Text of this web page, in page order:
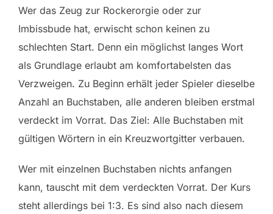
Wer das Zeug zur Rockerorgie oder zur
Imbissbude hat, erwischt schon keinen zu
schlechten Start. Denn ein möglichst langes Wort
als Grundlage erlaubt am komfortabelsten das
Verzweigen. Zu Beginn erhält jeder Spieler dieselbe
Anzahl an Buchstaben, alle anderen bleiben erstmal
verdeckt im Vorrat. Das Ziel: Alle Buchstaben mit
gültigen Wörtern in ein Kreuzwortgitter verbauen.
Wer mit einzelnen Buchstaben nichts anfangen
kann, tauscht mit dem verdeckten Vorrat. Der Kurs
steht allerdings bei 1:3. Es sind also nach diesem